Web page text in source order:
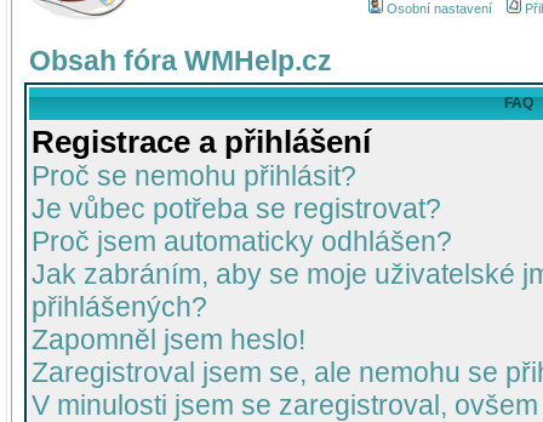
Osobní nastavení
Obsah fóra WMHelp.cz
FAQ
Registrace a přihlášení
Proč se nemohu přihlásit?
Je vůbec potřeba se registrovat?
Proč jsem automaticky odhlášen?
Jak zabráním, aby se moje uživatelské
přihlášených?
Zapomněl jsem heslo!
Zaregistroval jsem se, ale nemohu se
V minulosti jsem se zaregistroval,